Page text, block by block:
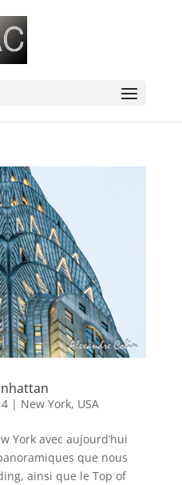
| New York, USA
York avec aujourd’hui
que nous
ainsi que le Top of